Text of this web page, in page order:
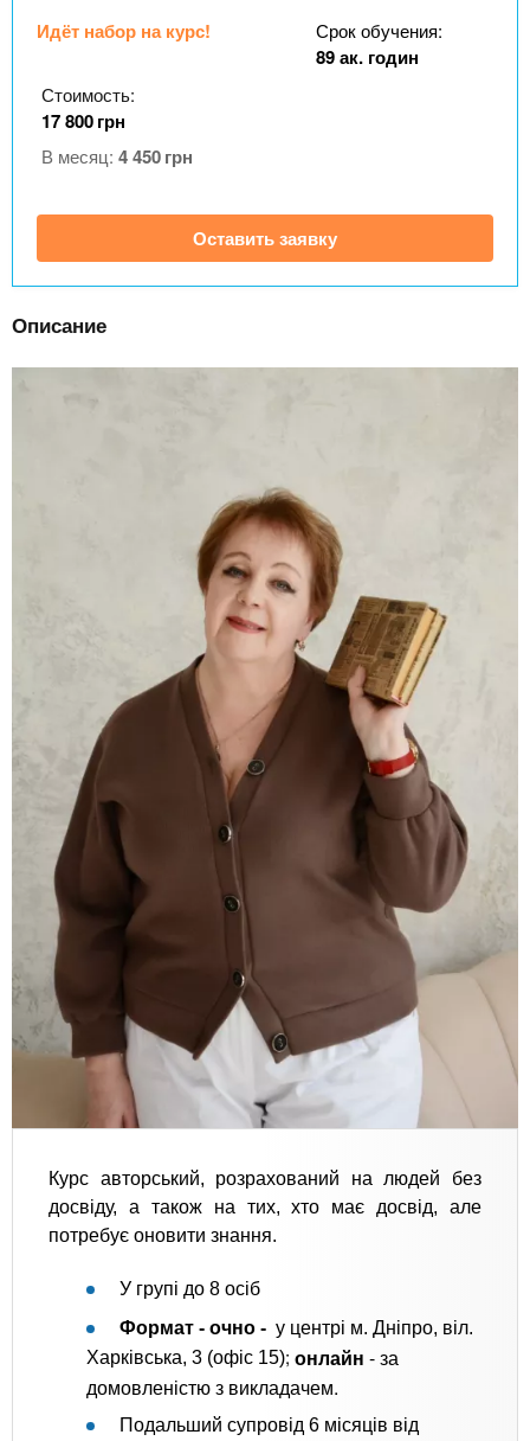
n
s
i
n
и
й
За рубежом
Идёт набор на курс! Срок обучения:
89 ак. годин
Стоимость:
17 800грн
В месяц: 4 450грн
Оставить заявку
Описание
Курс авторський, розрахований на людей без
досвіду, а також на тих, хто має досвід, але
потребує оновити знання.
У групі до 8 осіб
Формат - очно - у центрі м. Дніпро, віл.
Харківська, 3 (офіс 15); онлайн - за
домовленістю з викладачем.
Подальший супровід 6 місяців від